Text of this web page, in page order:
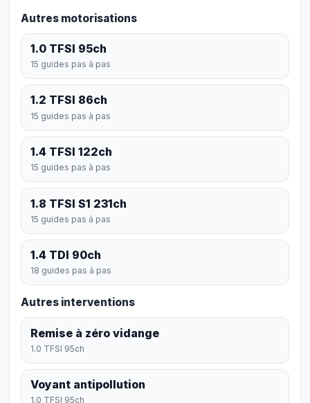
Autres motorisations
1.0 TFSI 95ch
15 guides pas à pas
1.2 TFSI 86ch
15 guides pas à pas
1.4 TFSI 122ch
15 guides pas à pas
1.8 TFSI S1 231ch
15 guides pas à pas
1.4 TDI 90ch
18 guides pas à pas
Autres interventions
Remise à zéro vidange
1.0 TFSI 95ch
Voyant antipollution
1.0 TFSI 95ch